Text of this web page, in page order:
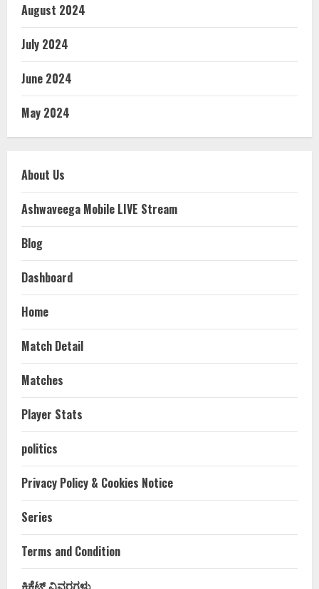
August 2024
July 2024
June 2024
May 2024
About Us
Ashwaveega Mobile LIVE Stream
Blog
Dashboard
Home
Match Detail
Matches
Player Stats
politics
Privacy Policy & Cookies Notice
Series
Terms and Condition
ಕ್ರಿಕೆಟ್ ವಿವರಗಳು